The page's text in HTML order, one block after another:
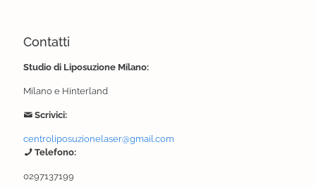
Contatti
Studio di Liposuzione Milano:
Milano e Hinterland
Scrivici:
centroliposuzionelaser@gmail.com
Telefono:
0297137199